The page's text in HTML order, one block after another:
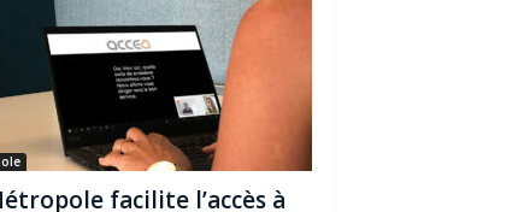
facilite l’accès à